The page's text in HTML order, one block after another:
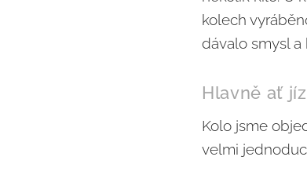
kolech
dávalo smysl a
Hlavně ať
Kolo jsme
velmi